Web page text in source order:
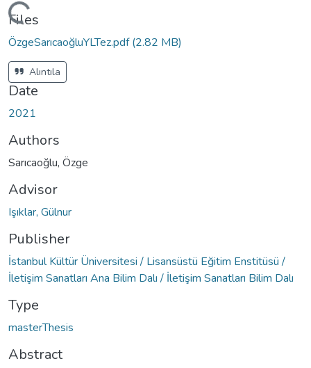
Files
ÖzgeSarıcaoğluYLTez.pdf(2.82 MB)
Alıntıla
Date
2021
Authors
Sarıcaoğlu, Özge
Advisor
Işıklar, Gülnur
Publisher
İstanbul Kültür Üniversitesi / Lisansüstü Eğitim Enstitüsü /
İletişim Sanatları Ana Bilim Dalı / İletişim Sanatları Bilim Dalı
Type
masterThesis
Abstract